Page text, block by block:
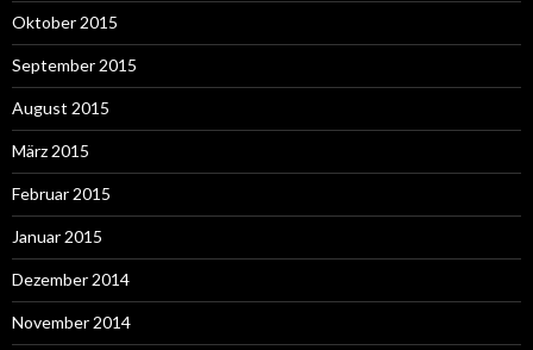
Oktober 2015
September 2015
August 2015
März 2015
Februar 2015
Januar 2015
Dezember 2014
November 2014